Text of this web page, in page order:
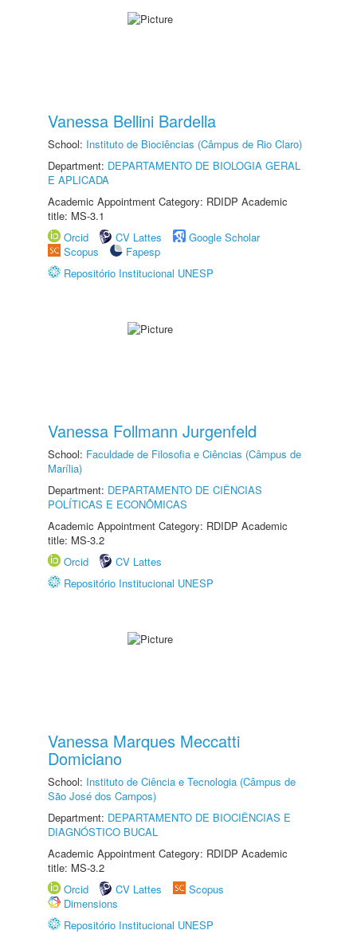
Vanessa Bellini Bardella
School: Instituto de Biociências (Câmpus de Rio Claro)
Department: DEPARTAMENTO DE BIOLOGIA GERAL
E APLICADA
Academic Appointment Category: RDIDP Academic
title: MS-3.1
Orcid
CV Lattes
Google Scholar
Scopus
Fapesp
Repositório Institucional UNESP
Vanessa Follmann Jurgenfeld
School: Faculdade de Filosofia e Ciências (Câmpus de
Marília)
Department: DEPARTAMENTO DE CIÊNCIAS
POLÍTICAS E ECONÔMICAS
Academic Appointment Category: RDIDP Academic
title: MS-3.2
Orcid
CV Lattes
Repositório Institucional UNESP
Vanessa Marques Meccatti
Domiciano
School: Instituto de Ciência e Tecnologia (Câmpus de
São José dos Campos)
Department: DEPARTAMENTO DE BIOCIÊNCIAS E
DIAGNÓSTICO BUCAL
Academic Appointment Category: RDIDP Academic
title: MS-3.2
Orcid
CV Lattes
Scopus
Dimensions
Repositório Institucional UNESP